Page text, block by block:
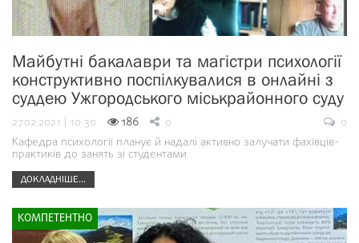
Майбутні бакалаври та магістри психології
конструктивно поспілкувалися в онлайні з
суддею Ужгородського міськрайонного суду
27.02.2021 | 10:30 186 0
0
Кафедра психології планує й надалі активно залучати фахівців-
практиків до занять зі студентами
ДОКЛАДНІШЕ...
КОМПЕТЕНТНО